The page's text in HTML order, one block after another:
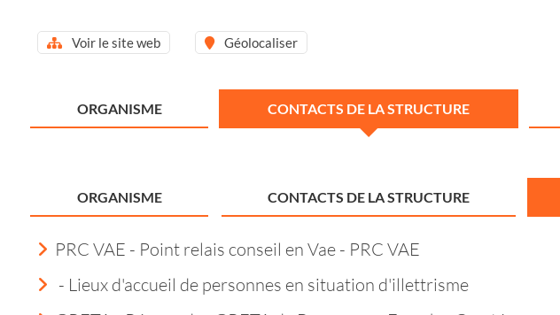
Voir le site web Géolocaliser
ORGANISME CONTACTS DE LA STRUCTURE
ORGANISME CONTACTS DE LA STRUCTURE
PRC VAE - Point relais conseil en Vae - PRC VAE
- Lieux d'accueil de personnes en situation d'illettrisme